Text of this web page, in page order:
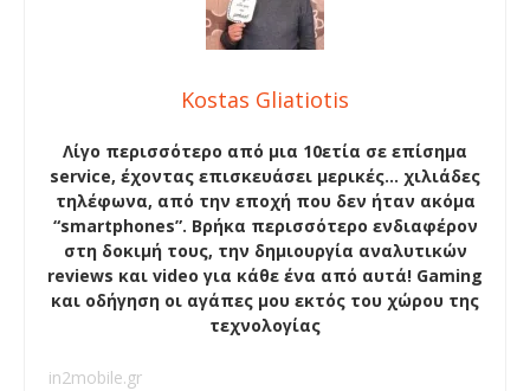
Kostas Gliatiotis
Λίγο περισσότερο από μια 10ετία σε επίσημα
service, έχοντας επισκευάσει μερικές… χιλιάδες
τηλέφωνα, από την εποχή που δεν ήταν ακόμα
“smartphones”. Βρήκα περισσότερο ενδιαφέρον
στη δοκιμή τους, την δημιουργία αναλυτικών
reviews και video για κάθε ένα από αυτά! Gaming
και οδήγηση οι αγάπες μου εκτός του χώρου της
τεχνολογίας
in2mobile.gr